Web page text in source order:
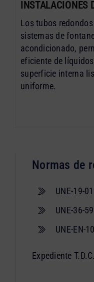
INSTALACIONES
Los tubos
sistemas de
acondicionado,
eficiente de
superficie interna
uniforme.
Normas de
UNE-19-
UNE-36-
UNE-EN-
Expediente